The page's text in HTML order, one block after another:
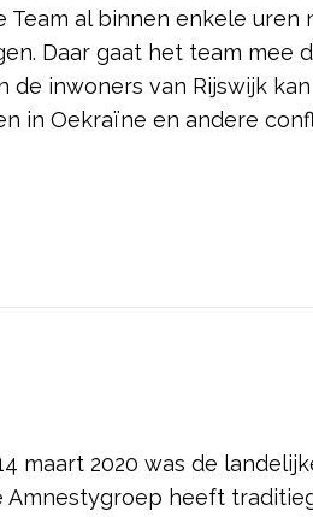
Team al binnen enkele
Daar gaat het team mee
de inwoners van Rijswijk
in Oekraïne en andere
maart 2020 was de
Amnestygroep heeft